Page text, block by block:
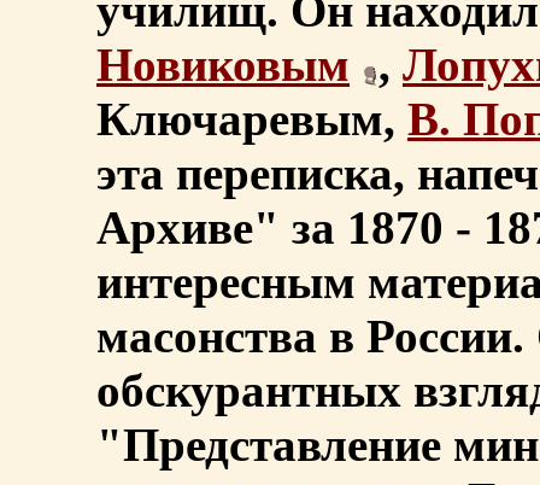
училищ. Он
Новиковым
,
Ключаревым, В.
эта переписка,
Архиве" за 1870 -
интересным
масонства в
обскурантных
"Представление